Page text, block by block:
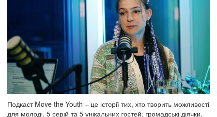
Подкаст Move the Youth – це історії тих, хто творить можливості
для молоді. 5 серій та 5 унікальних гостей: громадські діячки,